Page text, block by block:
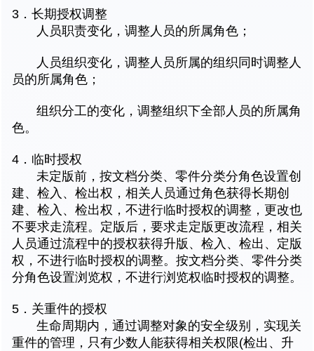
3．长期授权调整
人员职责变化，调整人员的所属角色；
人员组织变化，调整人员所属的组织同时调整人
员的所属角色；
组织分工的变化，调整组织下全部人员的所属角
色。
4．临时授权
未定版前，按文档分类、零件分类分角色设置创
建、检入、检出权，相关人员通过角色获得长期创
建、检入、检出权，不进行临时授权的调整，更改也
不要求走流程。定版后，要求走定版更改流程，相关
人员通过流程中的授权获得升版、检入、检出、定版
权，不进行临时授权的调整。按文档分类、零件分类
分角色设置浏览权，不进行浏览权临时授权的调整。
5．关重件的授权
生命周期内，通过调整对象的安全级别，实现关
重件的管理，只有少数人能获得相关权限(检出、升